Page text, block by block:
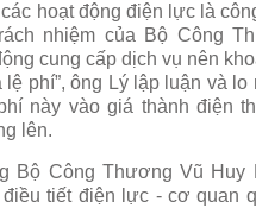
hoạt động điện lực là
nhiệm của Bộ Công
cung cấp dịch vụ nên
lệ phí”, ông Lý lập luận và
này vào giá thành điện
lên.
Bộ Công Thương Vũ Huy
điều tiết điện lực - cơ quan